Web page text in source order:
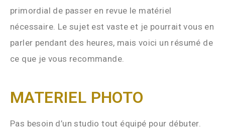
primordial de passer en revue le matériel
nécessaire. Le sujet est vaste et je pourrait vous en
parler pendant des heures, mais voici un résumé de
ce que je vous recommande.
MATERIEL PHOTO
Pas besoin d’un studio tout équipé pour débuter.